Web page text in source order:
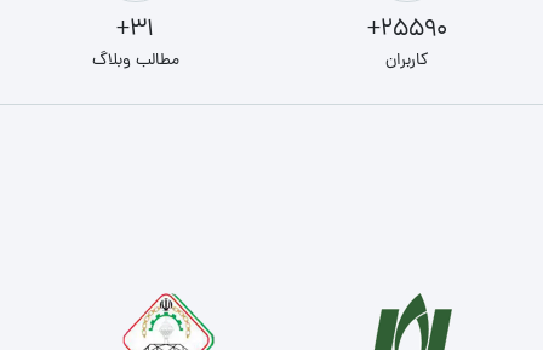
25590+
کاربران
31+
مطالب وبلاگ